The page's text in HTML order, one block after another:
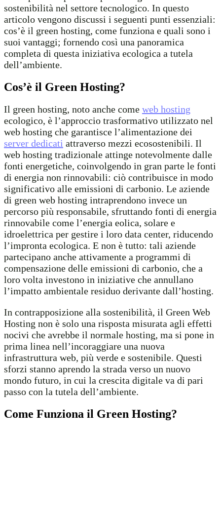
sostenibilità nel settore tecnologico. In questo
articolo vengono discussi i seguenti punti essenziali:
cos’è il green hosting, come funziona e quali sono i
suoi vantaggi; fornendo così una panoramica
completa di questa iniziativa ecologica a tutela
dell’ambiente.
Cos’è il Green Hosting?
Il green hosting, noto anche come web hosting
ecologico, è l’approccio trasformativo utilizzato nel
web hosting che garantisce l’alimentazione dei
server dedicati attraverso mezzi ecosostenibili. Il
web hosting tradizionale attinge notevolmente dalle
fonti energetiche, coinvolgendo in gran parte le fonti
di energia non rinnovabili: ciò contribuisce in modo
significativo alle emissioni di carbonio. Le aziende
di green web hosting intraprendono invece un
percorso più responsabile, sfruttando fonti di energia
rinnovabile come l’energia eolica, solare e
idroelettrica per gestire i loro data center, riducendo
l’impronta ecologica. E non è tutto: tali aziende
partecipano anche attivamente a programmi di
compensazione delle emissioni di carbonio, che a
loro volta investono in iniziative che annullano
l’impatto ambientale residuo derivante dall’hosting.
In contrapposizione alla sostenibilità, il Green Web
Hosting non è solo una risposta misurata agli effetti
nocivi che avrebbe il normale hosting, ma si pone in
prima linea nell’incoraggiare una nuova
infrastruttura web, più verde e sostenibile. Questi
sforzi stanno aprendo la strada verso un nuovo
mondo futuro, in cui la crescita digitale va di pari
passo con la tutela dell’ambiente.
Come Funziona il Green Hosting?